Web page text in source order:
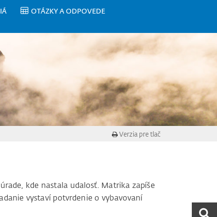
OTÁZKY A ODPOVEDE
Verzia pre tlač
kde nastala udalosť. Matrika zapíše
vystaví potvrdenie o vybavovaní